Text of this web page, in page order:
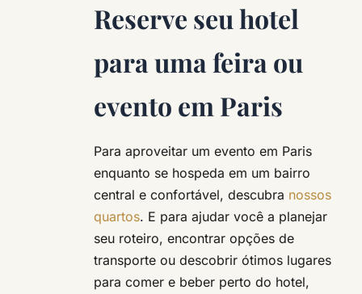
Reserve seu hotel
para uma feira ou
evento em Paris
Para aproveitar um evento em Paris
enquanto se hospeda em um bairro
central e confortável, descubra nossos
quartos. E para ajudar você a planejar
seu roteiro, encontrar opções de
transporte ou descobrir ótimos lugares
para comer e beber perto do hotel,